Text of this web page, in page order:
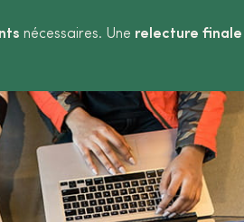
nécessaires. Une relecture finale